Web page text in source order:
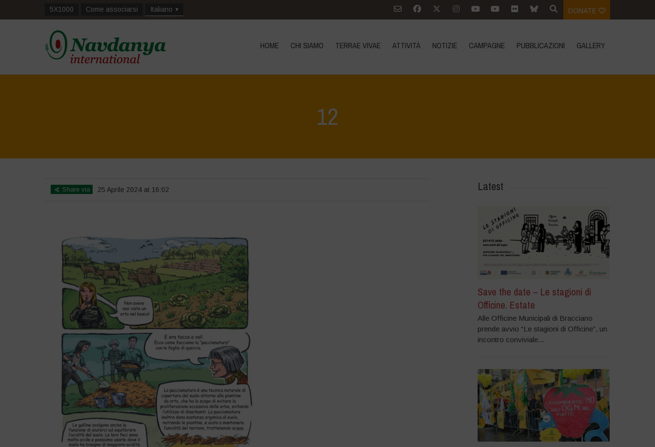
5X1000 Come associarsi Italiano DONATE
HOME CHI SIAMO TERRAE VIVAE ATTIVITÀ NOTIZIE CAMPAGNE PUBBLICAZIONI GALLERY
12
Share via 25 Aprile 2024 at 16:02 Latest
Save the date – Le stagioni di
Officine. Estate
Alle Officine Municipali di Bracciano
prende avvio “Le stagioni di Officine”, un
incontro conviviale...